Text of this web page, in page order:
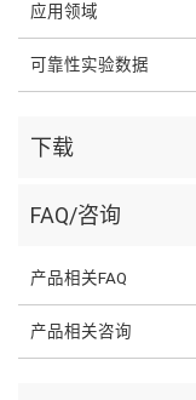
应用领域
可靠性实验数据
下载
FAQ/咨询
产品相关FAQ
产品相关咨询